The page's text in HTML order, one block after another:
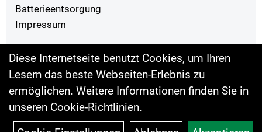
Batterieentsorgung
Impressum
Ihr Einkauf
Top Artikel
Diese Internetseite benutzt Cookies, um Ihren
Lesern das beste Webseiten-Erlebnis zu
ermöglichen. Weitere Informationen finden Sie in
unseren Cookie-Richtlinien.